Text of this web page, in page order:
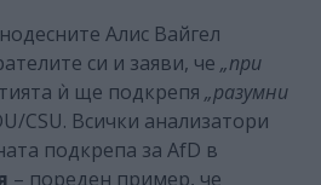
Алис Вайгел
си и заяви, че „при
ѝ ще подкрепя „разумни
CSU. Всички анализатори
подкрепа за AfD в
– пореден пример, че